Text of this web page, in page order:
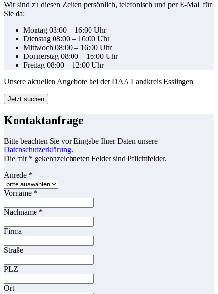
Wir sind zu diesen Zeiten persönlich, telefonisch und per E-Mail für
Sie da:
Montag 08:00 – 16:00 Uhr
Dienstag 08:00 – 16:00 Uhr
Mittwoch 08:00 – 16:00 Uhr
Donnerstag 08:00 – 16:00 Uhr
Freitag 08:00 – 12:00 Uhr
Unsere aktuellen Angebote bei der DAA Landkreis Esslingen
Jetzt suchen
Kontaktanfrage
Bitte beachten Sie vor Eingabe Ihrer Daten unsere
Datenschutzerklärung.
Die mit * gekennzeichneten Felder sind Pflichtfelder.
Anrede *
Vorname *
Nachname *
Firma
Straße
PLZ
Ort